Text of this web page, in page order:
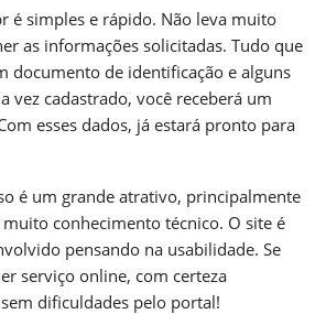
é simples e rápido. Não leva muito
as informações solicitadas. Tudo que
documento de identificação e alguns
vez cadastrado, você receberá um
esses dados, já estará pronto para
é um grande atrativo, principalmente
conhecimento técnico. O site é
pensando na usabilidade. Se
serviço online, com certeza
dificuldades pelo portal!